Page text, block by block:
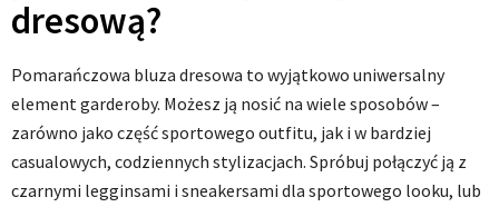
dresową?
Pomarańczowa bluza dresowa to wyjątkowo uniwersalny
element garderoby. Możesz ją nosić na wiele sposobów –
zarówno jako część sportowego outfitu, jak i w bardziej
casualowych, codziennych stylizacjach. Spróbuj połączyć ją z
czarnymi legginsami i sneakersami dla sportowego looku, lub